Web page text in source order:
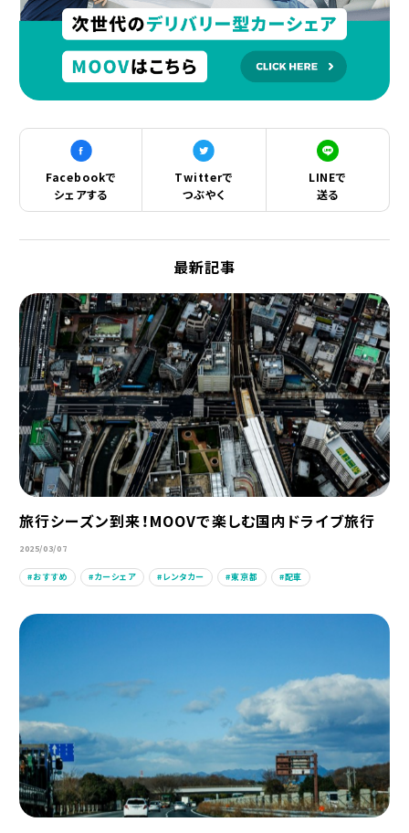
Facebookで
シェアする
Twitterで
つぶやく
LINEで
送る
最新記事
旅行シーズン到来！MOOVで楽しむ国内ドライブ旅行
2025/03/07
おすすめ カーシェア レンタカー 東京都 配車